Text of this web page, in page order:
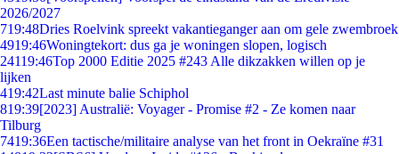
2026/2027
719:48Dries Roelvink spreekt vakantieganger aan om gele zwembroek
4919:46Woningtekort: dus ga je woningen slopen, logisch
24119:46Top 2000 Editie 2025 #243 Alle dikzakken willen op je
lijken
419:42Last minute balie Schiphol
819:39[2023] Australië: Voyager - Promise #2 - Ze komen naar
Tilburg
7419:36Een tactische/militaire analyse van het front in Oekraïne #31